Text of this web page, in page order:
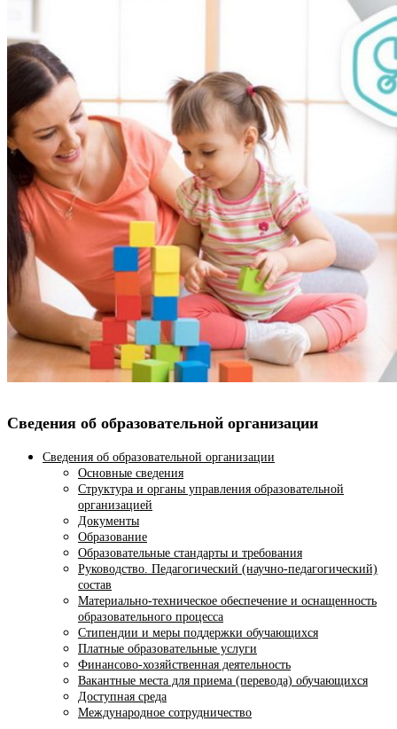
Сведения об образовательной организации
Сведения об образовательной организации
Основные сведения
Структура и органы управления образовательной
организацией
Документы
Образование
Образовательные стандарты и требования
Руководство. Педагогический (научно-педагогический)
состав
Материально-техническое обеспечение и оснащенность
образовательного процесса
Стипендии и меры поддержки обучающихся
Платные образовательные услуги
Финансово-хозяйственная деятельность
Вакантные места для приема (перевода) обучающихся
Доступная среда
Международное сотрудничество